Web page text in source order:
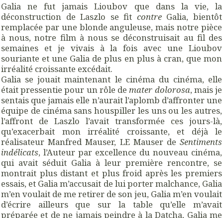
Galia ne fut jamais Lioubov que dans la vie, la
déconstruction de Laszlo se fit contreGalia, bientôt
remplacée par une blonde anguleuse, mais notre pièce
à nous, notre film à nous se déconstruisait au fil des
semaines et je vivais à la fois avec une Lioubov
souriante et une Galia de plus en plus à cran, que mon
irréalité croissante excédait.
Galia se jouait maintenant le cinéma du cinéma, elle
était pressentie pour un rôle demater dolorosa, mais je
sentais que jamais elle n’aurait l’aplomb d’affronter une
équipe de cinéma sans houspiller les uns ou les autres,
l’affront de Laszlo l’avait transformée ces jours-là,
qu’exacerbait mon irréalité croissante, et déjà le
réalisateur Manfred Mauser, LE Mauser de Sentiments
indélicats, l’Auteur par excellence du nouveau cinéma,
qui avait séduit Galia à leur première rencontre, se
montrait plus distant et plus froid après les premiers
essais, et Galia m’accusait de lui porter malchance, Galia
m’en voulait de me retirer de son jeu, Galia m’en voulait
d’écrire ailleurs que sur la table qu’elle m’avait
préparée et de ne jamais peindre à la Datcha, Galia me